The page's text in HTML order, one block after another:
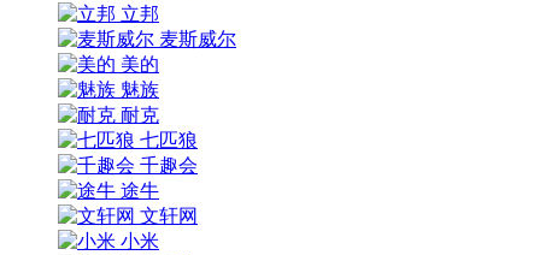
立邦
麦斯威尔
美的
魅族
耐克
七匹狼
千趣会
途牛
文轩网
小米